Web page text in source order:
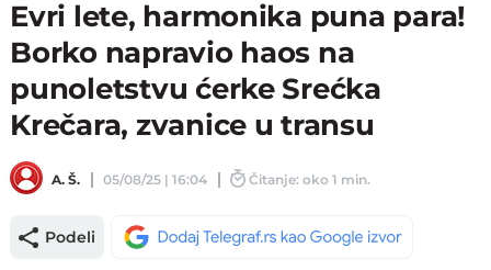
Evri lete, harmonika puna para!
Borko napravio haos na
punoletstvu ćerke Srećka
Krečara, zvanice u transu
A. Š. 05/08/25 | 16:04 Čitanje: oko 1 min.
Podeli